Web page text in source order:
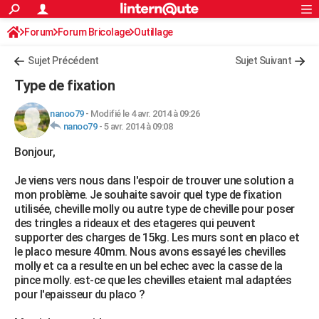
ACTUALITÉS
Politique
Société
Faits Divers
Education
Monde
Villes
+
FINANCE
Retraite
Impôts
Epargne
Immobilier
Risques naturels par ville
Banque
Assurance
Crédit
AUTO
Essais
Réserver un essai
Citadines
Berlines
SUV
Forum auto
+HIGH-TECH
Mobiles
Meilleur smartphone
Internet
Ordinateurs
Jeux vidéo
Guide high-tech
+BRICOLAGE
Forum
Aménagement intérieur
Extérieur
Cuisine
Salle de bains
Jardinage
Rangement
WEEK-END
Guides de France
Escapades
Patrimoine
Expositions
Musées
Week-end nature
+LIFESTYLE
Art de vivre
Bien-être
Loisirs
ModeModes de vie
SANTE
Alimentation
Guide de la santé
Maladies
Médicaments
Sommeil
S'inscrire
Connexion
Forum Forum Bricolage Outillage
Sujet Précédent Sujet Suivant
Type de fixation
nanoo79- Modifié le 4 avr. 2014 à 09:26
nanoo79- 5 avr. 2014 à 09:08
Bonjour,
Je viens vers nous dans l'espoir de trouver une solution a
mon problème. Je souhaite savoir quel type de fixation
utilisée, cheville molly ou autre type de cheville pour poser
des tringles a rideaux et des etageres qui peuvent
supporter des charges de 15kg. Les murs sont en placo et
le placo mesure 40mm. Nous avons essayé les chevilles
molly et ca a resulte en un bel echec avec la casse de la
pince molly. est-ce que les chevilles etaient mal adaptées
pour l'epaisseur du placo ?